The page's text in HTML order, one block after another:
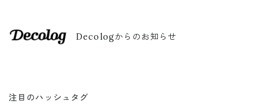
Decologからのお知らせ
注目のハッシュタグ